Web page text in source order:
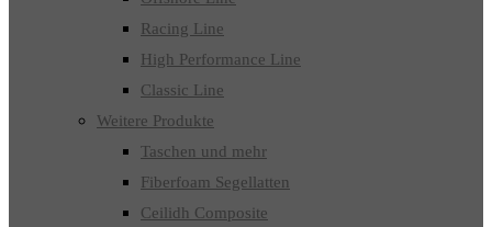
Racing Line
High Performance Line
Classic Line
Weitere Produkte
Taschen und mehr
Fiberfoam Segellatten
Ceilidh Composite